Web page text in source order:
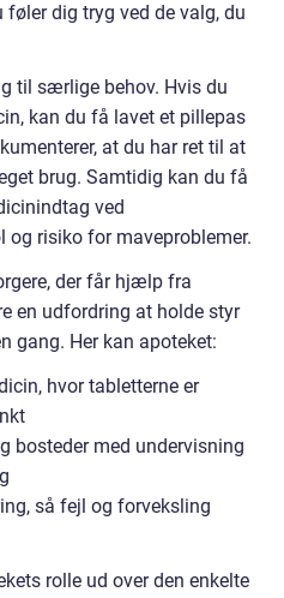
dig tryg ved de valg, du
til særlige behov. Hvis du
kan du få lavet et pillepas
at du har ret til at
brug. Samtidig kan du få
ved
og risiko for maveproblemer.
der får hjælp fra
en udfordring at holde styr
gang. Her kan apoteket:
hvor tabletterne er
bosteder med undervisning
så fejl og forveksling
rolle ud over den enkelte